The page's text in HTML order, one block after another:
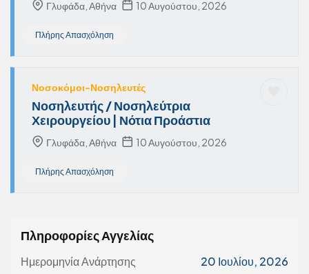
Γλυφάδα, Αθήνα 10 Αυγούστου, 2026
Πλήρης Απασχόληση
Νοσοκόμοι-Νοσηλευτές
Νοσηλευτής / Νοσηλεύτρια
Χειρουργείου | Νότια Προάστια
Γλυφάδα, Αθήνα 10 Αυγούστου, 2026
Πλήρης Απασχόληση
Πληροφορίες Αγγελίας
Ημερομηνία Ανάρτησης 20 Ιουλίου, 2026